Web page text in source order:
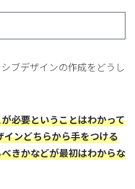
ブデザインの作成をどうし
必要ということはわかって
ンどちらから手をつける
きかなどが最初はわからな